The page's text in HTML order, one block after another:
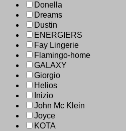
Donella
Dreams
Dustin
ENERGIERS
Fay Lingerie
Flamingo-home
GALAXY
Giorgio
Helios
Inizio
John Mc Klein
Joyce
KOTA